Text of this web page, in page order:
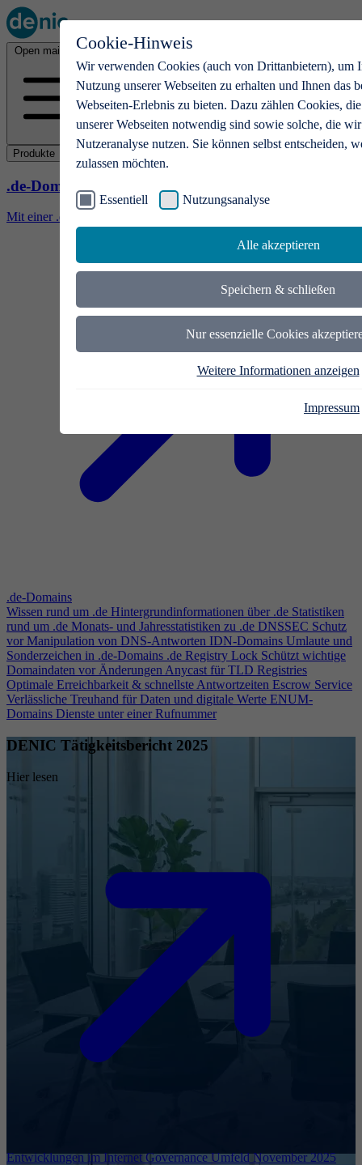
Cookie-Hinweis
Wir verwenden Cookies (auch von Drittanbietern), um
Nutzung unserer Webseiten zu erhalten und Ihnen das
Webseiten-Erlebnis zu bieten. Dazu zählen Cookies,
unserer Webseiten notwendig sind sowie solche, die
Nutzeranalyse nutzen. Sie können selbst entscheiden,
zulassen möchten.
Essentiell Nutzungsanalyse
Alle akzeptieren
Speichern & schließen
Nur essenzielle Cookies
Weitere Informationen anzeigen
Impressum
Open main menu
Produkte
.de-Domains
Mit einer .de-Domain erhalten Ideen eine Bühne
.de-Domains
Wissen rund um .de Hintergrundinformationen über .de Statistiken
rund um .de Monats- und Jahresstatistiken zu .de DNSSEC Schutz
vor Manipulation von DNS-Antworten IDN-Domains Umlaute und
Sonderzeichen in .de-Domains .de Registry Lock Schützt wichtige
Domaindaten vor ÄnderungenAnycast für TLD Registries
Optimale Erreichbarkeit & schnellste Antwortzeiten Escrow Service
Verlässliche Treuhand für Daten und digitale Werte ENUM-
Domains Dienste unter einer Rufnummer
DENIC Tätigkeitsbericht 2025
Hier lesen
Entwicklungen im Internet Governance Umfeld November 2025